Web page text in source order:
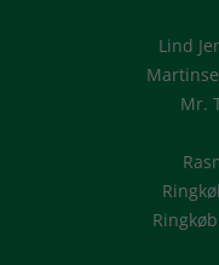
Lind
Mr.